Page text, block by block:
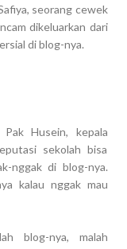
seorang cewek
dikeluarkan dari
di blog-nya.
Husein, kepala
sekolah bisa
nggak di blog-nya.
kalau nggak mau
blog-nya, malah